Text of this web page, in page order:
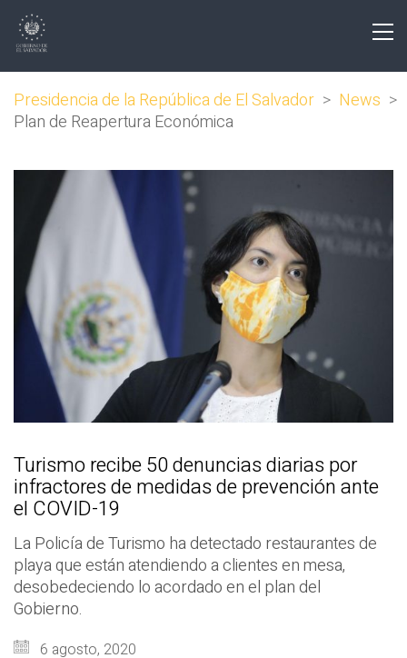
Presidencia de la República de El Salvador > News >
Plan de Reapertura Económica
Turismo recibe 50 denuncias diarias por
infractores de medidas de prevención ante
el COVID-19
La Policía de Turismo ha detectado restaurantes de
playa que están atendiendo a clientes en mesa,
desobedeciendo lo acordado en el plan del
Gobierno.
6 agosto, 2020